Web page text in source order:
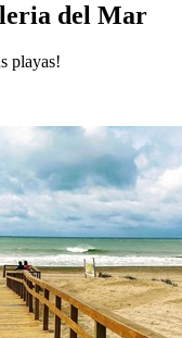
del Mar
playas!